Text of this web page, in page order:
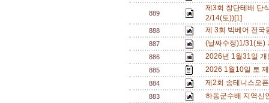
889
제3회 창단테배 단
2/14(토))[1]
888 제 3회 빅베어 전
887 (날짜수정)1/31(토)
886 2026년 1월31일
885 2026 1월10일 토
884 제2회 송테니스오
883 하동군수배 지역